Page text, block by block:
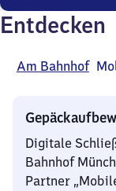
2
Angebote
Entdecken
Am Bahnhof
Digitale
Bahnhof
Partner